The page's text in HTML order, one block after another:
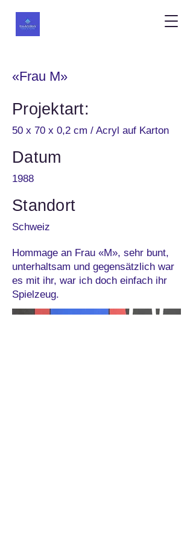
«Frau M»
Projektart:
50 x 70 x 0,2 cm / Acryl auf Karton
Datum
1988
Standort
Schweiz
Hommage an Frau «M», sehr bunt,
unterhaltsam und gegensätzlich war
es mit ihr, war ich doch einfach ihr
Spielzeug.